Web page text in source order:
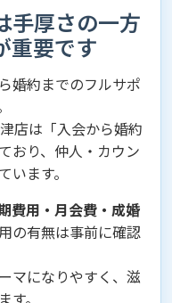
手厚さの一方
重要です
婚約までのフルサポ
店は「入会から婚約
おり、仲人・カウン
ます。
費用・月会費・成婚
の有無は事前に確認
マになりやすく、滋
。